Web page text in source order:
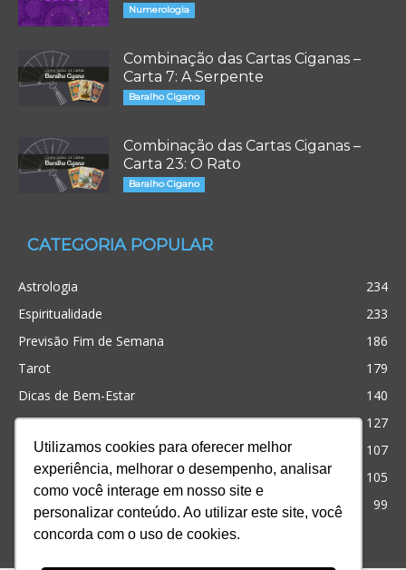
Utilizamos cookies para oferecer melhor
experiência, melhorar o desempenho, analisar
como você interage em nosso site e
personalizar conteúdo. Ao utilizar este site, você
concorda com o uso de cookies.
Numerologia
Combinação das Cartas Ciganas –
Carta 7: A Serpente
Baralho Cigano
Combinação das Cartas Ciganas –
Carta 23: O Rato
Baralho Cigano
CATEGORIA POPULAR
Astrologia
234
Espiritualidade
233
Previsão Fim de Semana
186
Tarot
179
Dicas de Bem-Estar
140
Cristianismo
127
Simpatias
107
Significado dos sonhos
105
99